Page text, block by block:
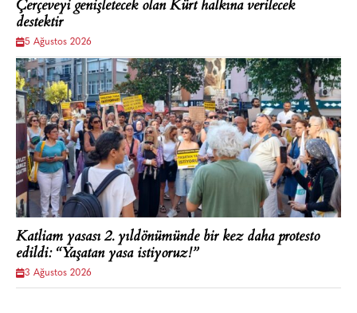
Çerçeveyi genişletecek olan Kürt halkına verilecek
destektir
5 Ağustos 2026
Katliam yasası 2. yıldönümünde bir kez daha protesto
edildi: “Yaşatan yasa istiyoruz!”
3 Ağustos 2026